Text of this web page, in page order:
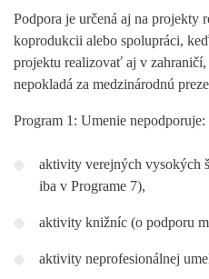
Podpora je určená aj na projekty
koprodukcii alebo spolupráci,
projektu realizovať aj v
nepokladá za medzinárodnú
Program 1: Umenie nepodporuje:
aktivity verejných vysokých
iba v Programe 7),
aktivity knižníc (o podporu
aktivity neprofesionálnej